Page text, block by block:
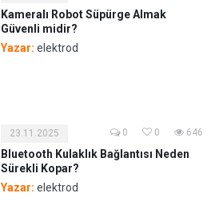
Kameralı Robot Süpürge Almak
Güvenli midir?
Yazar: elektrod
23.11.2025 0 0 646
Bluetooth Kulaklık Bağlantısı Neden
Sürekli Kopar?
Yazar: elektrod